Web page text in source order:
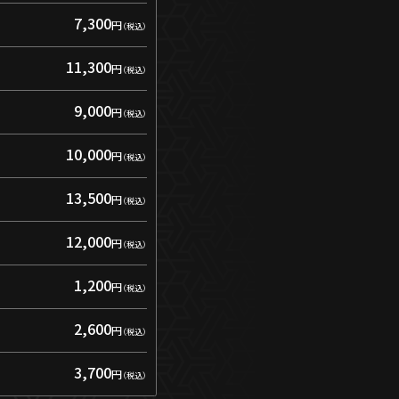
7,300円
11,300円
9,000円
10,000円
13,500円
12,000円
1,200円
2,600円
3,700円